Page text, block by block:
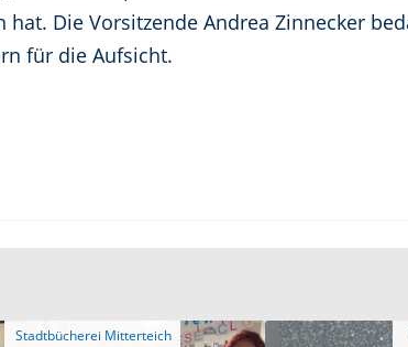
Die Vorsitzende Andrea Zinnecker
für die Aufsicht.